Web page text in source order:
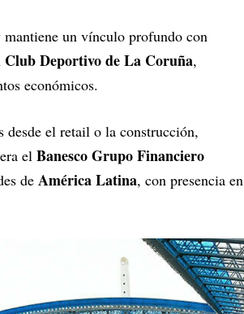
mantiene un vínculo profundo con
Club Deportivo de La Coruña,
económicos.
el retail o la construcción,
el Banesco Grupo Financiero
de América Latina, con presencia en